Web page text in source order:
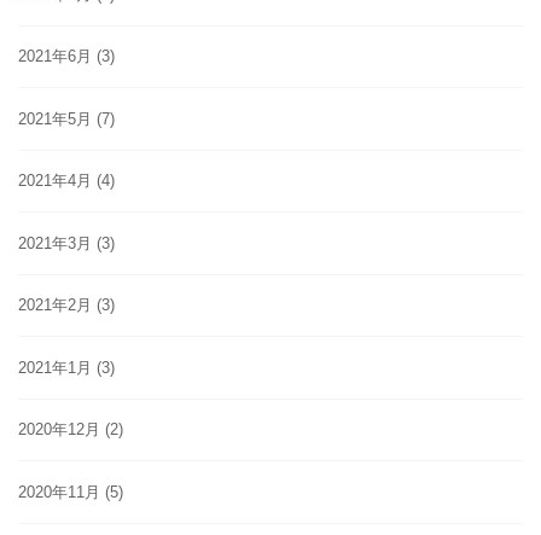
2021年6月 (3)
2021年5月 (7)
2021年4月 (4)
2021年3月 (3)
2021年2月 (3)
2021年1月 (3)
2020年12月 (2)
2020年11月 (5)